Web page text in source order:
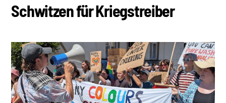
Schwitzen für Kriegstreiber